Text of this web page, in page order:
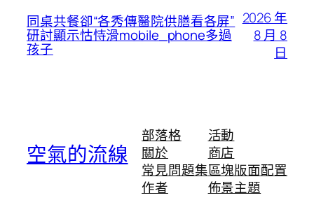
同桌共餐卻“各秀傳醫院供膳看各屏”
研討顯示怙恃滑mobile_phone多過
孩子
2026 年
8 月 8
日
空氣的流線
部落格
關於
常見問題集
作者
活動
商店
區塊版面配置
佈景主題